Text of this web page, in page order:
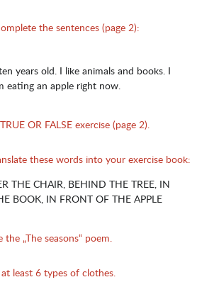
the sentences (page 2):
years old. I like animals and books. I
eating an apple right now.
OR FALSE exercise (page 2).
these words into your exercise book:
THE CHAIR, BEHIND THE TREE, IN
BOOK, IN FRONT OF THE APPLE
the „The seasons“ poem.
least 6 types of clothes.